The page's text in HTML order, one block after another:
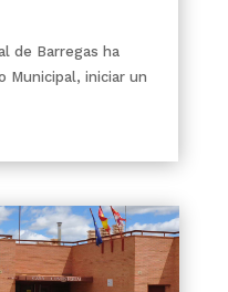
de Barregas ha
Municipal, iniciar un